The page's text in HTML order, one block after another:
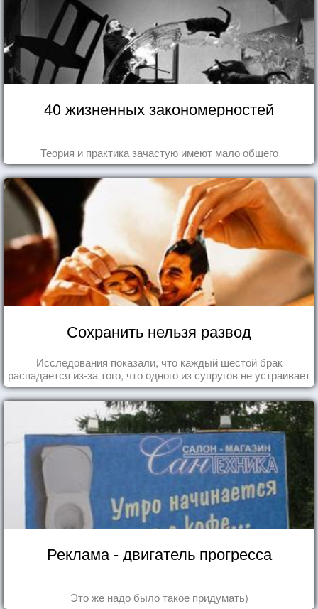
40 жизненных закономерностей
Теория и практика зачастую имеют мало общего
Сохранить нельзя развод
Исследования показали, что каждый шестой брак
распадается из-за того, что одного из супругов не устраивает
та роль, которая выпала ему в семье.
Реклама - двигатель прогресса
Это же надо было такое придумать)